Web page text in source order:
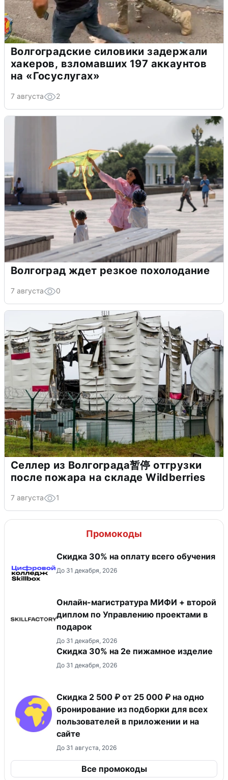
Волгоградские силовики задержали
хакеров, взломавших 197 аккаунтов
на «Госуслугах»
7 августа 2
Волгоград ждет резкое похолодание
7 августа 0
Селлер из Волгограда暂停 отгрузки
после пожара на складе Wildberries
7 августа 1
Промокоды
Скидка 30% на оплату всего обучения
До 31 декабря, 2026
Онлайн-магистратура МИФИ + второй
диплом по Управлению проектами в
подарок
До 31 декабря, 2026
Скидка 30% на 2е пижамное изделие
До 31 декабря, 2026
Скидка 2 500 ₽ от 25 000 ₽ на одно
бронирование из подборки для всех
пользователей в приложении и на
сайте
До 31 августа, 2026
Все промокоды